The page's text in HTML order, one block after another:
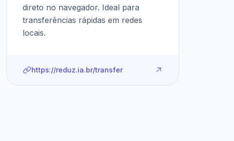
direto no navegador. Ideal para
transferências rápidas em redes
locais.
https://reduz.ia.br/transfer